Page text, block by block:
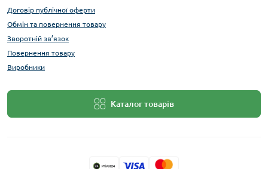
Договір публічної оферти
Обмін та повернення товару
Зворотній зв’язок
Повернення товару
Виробники
Каталог товарів